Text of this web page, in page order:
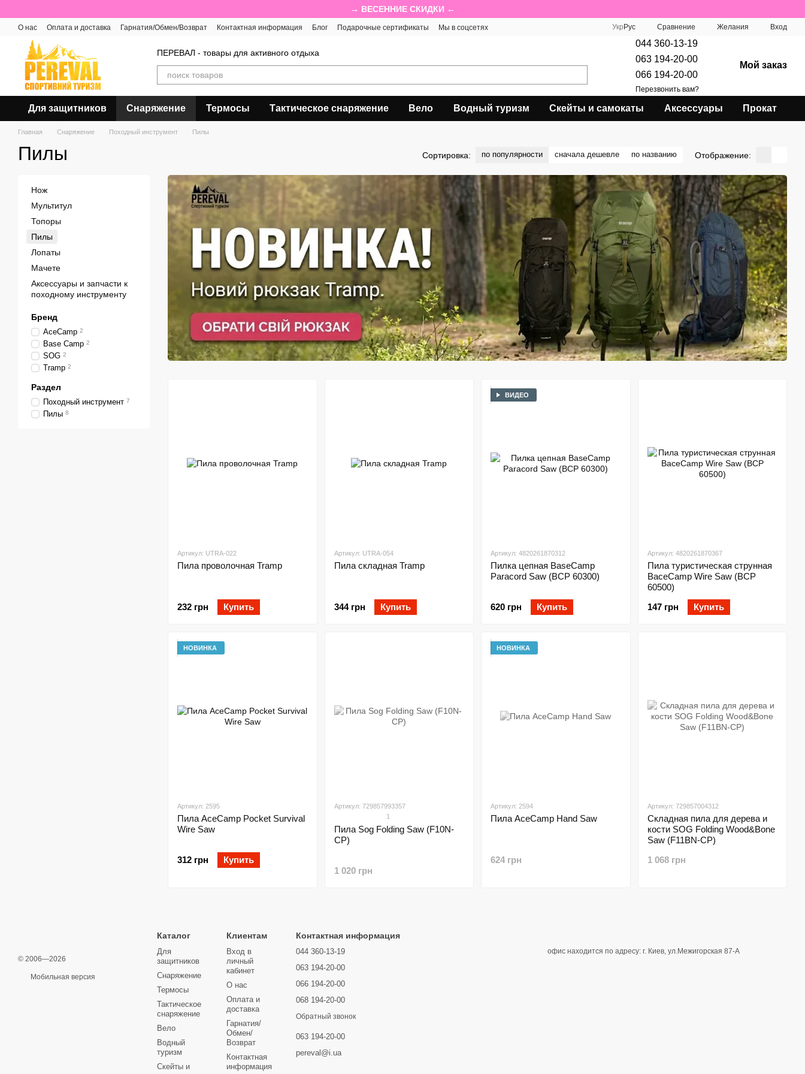
→ ВЕСЕННИЕ СКИДКИ ←
О нас Оплата и доставка Гарнатия/Обмен/Возврат Контактная информация Блог Подарочные сертификаты
Мы в соцсетях
Отзывы о магазине
Укр Рус Сравнение Желания Вход
ПЕРЕВАЛ - товары для активного отдыха
044 360-13-19
063 194-20-00
066 194-20-00
Перезвонить вам?
Мой заказ
Для защитников Снаряжение Термосы Тактическое снаряжение Вело Водный туризм Скейты и самокаты Аксессуары Прокат
Главная Снаряжение Походный инструмент Пилы
Пилы Сортировка: по популярности сначала дешевле по названию Отображение:
Артикул: UTRA-022
Пила проволочная Tramp
232 грн Купить
Артикул: UTRA-054
Пила складная Tramp
344 грн Купить
ВИДЕО
Артикул: 4820261870312
Пилка цепная BaseCamp
Paracord Saw (BCP 60300)
620 грн Купить
Артикул: 4820261870367
Пила туристическая струнная
BaceCamp Wire Saw (BCP
60500)
147 грн
Купить
НОВИНКА
Артикул: 2595
Пила AceCamp Pocket Survival
Wire Saw
312 грн Купить
Артикул: 729857993357
1
Пила Sog Folding Saw (F10N-
CP)
1 020 грн
НОВИНКА
Артикул: 2594
Пила AceCamp Hand Saw
624 грн
Артикул: 729857004312
Складная пила для дерева и
кости SOG Folding Wood&Bone
Saw (F11BN-CP)
1 068 грн
Нож
Мультитул
Топоры
Пилы
Лопаты
Мачете
Аксессуары и запчасти к
походному инструменту
Бренд
AceCamp 2
Base Camp 2
SOG 2
Tramp 2
Раздел
Походный инструмент 7
Пилы 8
© 2006—2026
Мобильная версия
Каталог
Для
защитников
Снаряжение
Термосы
Тактическое
снаряжение
Вело
Водный
туризм
Скейты и
Клиентам
Вход в
личный
кабинет
О нас
Оплата и
доставка
Гарнатия/
Обмен/
Возврат
Контактная
информация
Контактная информация
044 360-13-19
063 194-20-00
066 194-20-00
068 194-20-00
Обратный звонок
063 194-20-00
pereval@i.ua
офис находится по адресу: г. Киев, ул.Межигорская 87-А